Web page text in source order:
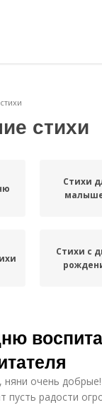
стихи
Стихи
Стихи с
няни очень добрые!
пусть радости